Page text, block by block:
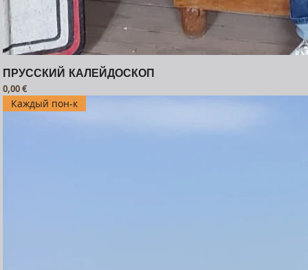
ПРУССКИЙ КАЛЕЙДОСКОП
Prezzo
0,00 €
Каждый пон-к